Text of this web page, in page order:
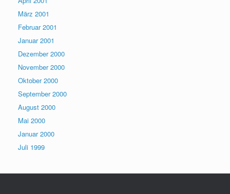
März 2001
Februar 2001
Januar 2001
Dezember 2000
November 2000
Oktober 2000
September 2000
August 2000
Mai 2000
Januar 2000
Juli 1999